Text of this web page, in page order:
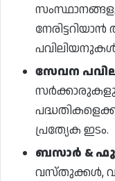
സേവന
പ്രത്യേക ഇടം.
ബസാർ &
വസ്തുക്കൾ,